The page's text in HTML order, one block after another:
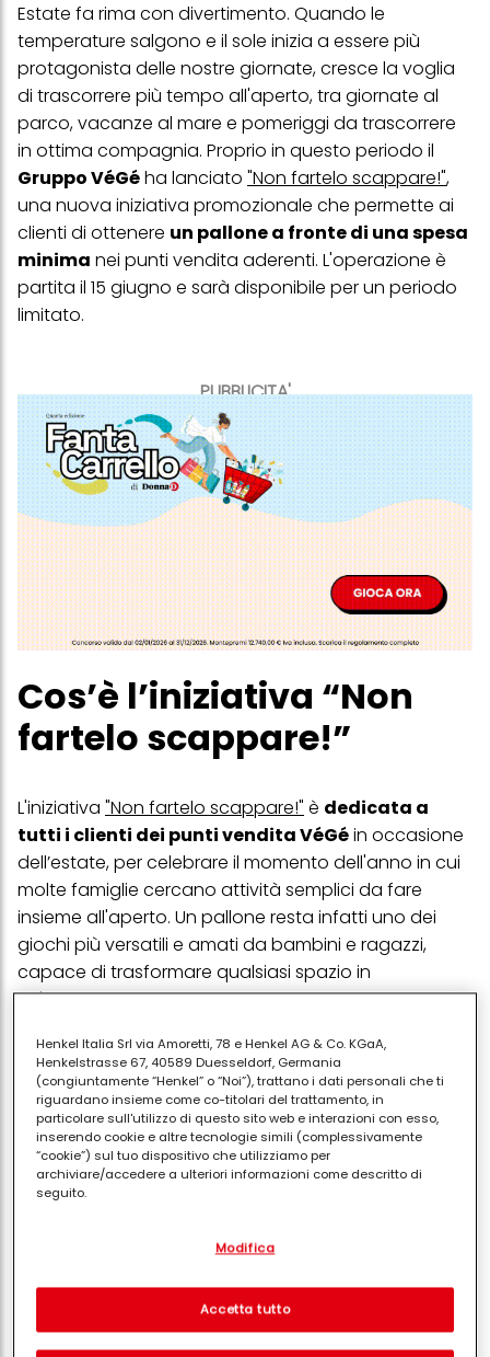
PUBBLICITA'
Estate fa rima con divertimento. Quando le
temperature salgono e il sole inizia a essere più
protagonista delle nostre giornate, cresce la voglia
di trascorrere più tempo all'aperto, tra giornate al
parco, vacanze al mare e pomeriggi da trascorrere
in ottima compagnia. Proprio in questo periodo il
Gruppo VéGéha lanciato "Non fartelo scappare!",
una nuova iniziativa promozionale che permette ai
clienti di ottenere un pallone a fronte di una spesa
minima nei punti vendita aderenti. L'operazione è
partita il 15 giugno e sarà disponibile per un periodo
limitato.
Cos’è l’iniziativa “Non
fartelo scappare!”
L'iniziativa "Non fartelo scappare!" è dedicata a
tutti i clienti dei punti vendita VéGéin occasione
dell’estate, per celebrare il momento dell'anno in cui
molte famiglie cercano attività semplici da fare
insieme all'aperto. Un pallone resta infatti uno dei
giochi più versatili e amati da bambini e ragazzi,
capace di trasformare qualsiasi spazio in
un'occasione di divertimento.
Grazie alla promozione, si potrà ricevere un pallone
personalizzato, a fronte di una spesa minima: sarà
divertente improvvisare una partita di calcio o volley
in famiglia o con gli amici, per divertirsi tutti insieme e
tornare un po’ bambini.
Come funziona la
promozione
Henkel Italia Srl via Amoretti, 78 e Henkel AG & Co. KGaA,
Henkelstrasse 67, 40589 Duesseldorf, Germania
(congiuntamente “Henkel” o “Noi”), trattano i dati personali che ti
riguardano insieme come co-titolari del trattamento, in
particolare sull'utilizzo di questo sito web e interazioni con esso,
inserendo cookie e altre tecnologie simili (complessivamente
“cookie”) sul tuo dispositivo che utilizziamo per
archiviare/accedere a ulteriori informazioni come descritto di
seguito.
separati o co-titolari come indicato nella nostra Informativa sulla
pixel, impronte digitali e tecnologie simili" utilizzeremo anche
cookie ed elaboreremo i dati relativi a te per
Modifica
Accetta tutto